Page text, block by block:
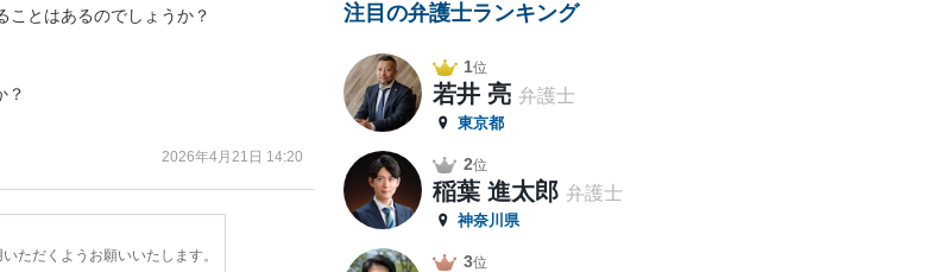
ことはあるのでしょうか？
？
2026年4月21日 14:20
ただくようお願いいたします。
注目の弁護士ランキング
1位
若井 亮 弁護士
東京都
2位
稲葉 進太郎 弁護士
神奈川県
3位